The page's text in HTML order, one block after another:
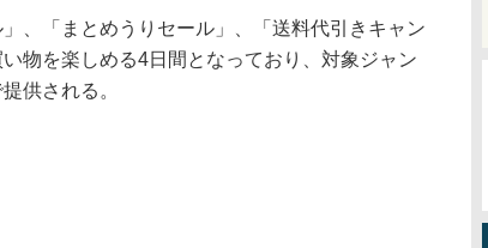
、「まとめうりセール」、「送料代引きキャン
物を楽しめる4日間となっており、対象ジャン
供される。